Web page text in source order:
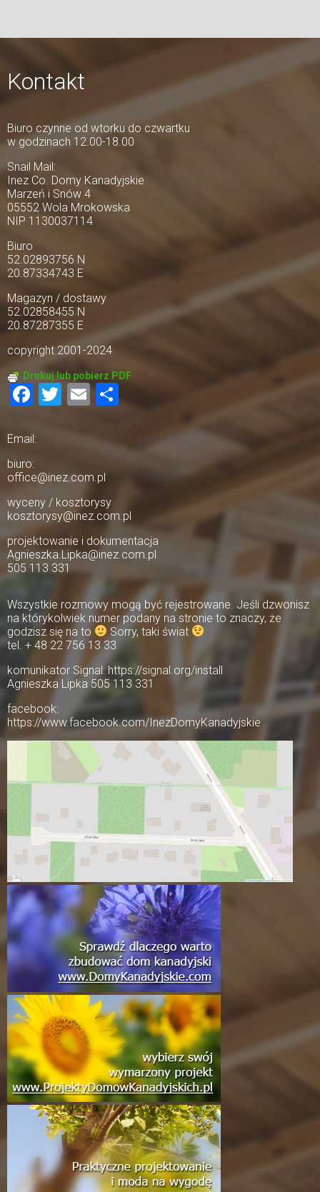
Kontakt
Biuro czynne od wtorku do czwartku
w godzinach 12.00-18.00
Snail Mail:
Inez Co. Domy Kanadyjskie
Marzeń i Snów 4
05552 Wola Mrokowska
NIP 1130037114
Biuro
52.02893756 N
20.87334743 E
Magazyn / dostawy
52.02858455 N
20.87287355 E
copyright 2001-2024
Drukuj lub pobierz PDF
Facebook
Twitter
Email
Share
Email:
biuro:
office@inez.com.pl
wyceny / kosztorysy
kosztorysy@inez.com.pl
projektowanie i dokumentacja
Agnieszka.Lipka@inez.com.pl
505 113 331
Wszystkie rozmowy mogą być rejestrowane. Jeśli dzwonisz
na którykolwiek numer podany na stronie to znaczy, że
godzisz się na to
Sorry, taki świat
tel. + 48 22 756 13 33
komunikator Signal: https://signal.org/install
Agnieszka Lipka 505 113 331
facebook:
https://www.facebook.com/InezDomyKanadyjskie